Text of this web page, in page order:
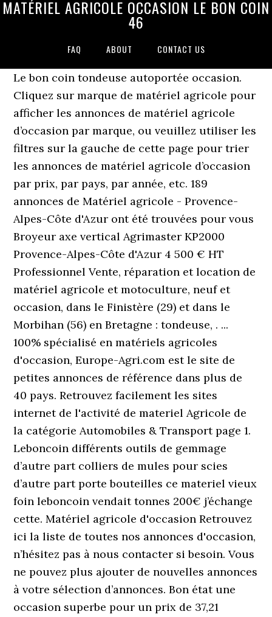
MATÉRIEL AGRICOLE OCCASION LE BON COIN
46
FAQ ABOUT CONTACT US
Le bon coin tondeuse autoportée occasion.
Cliquez sur marque de matériel agricole pour
afficher les annonces de matériel agricole
d’occasion par marque, ou veuillez utiliser les
filtres sur la gauche de cette page pour trier
les annonces de matériel agricole d’occasion
par prix, par pays, par année, etc. 189
annonces de Matériel agricole - Provence-
Alpes-Côte d'Azur ont été trouvées pour vous
Broyeur axe vertical Agrimaster KP2000
Provence-Alpes-Côte d'Azur 4 500 € HT
Professionnel Vente, réparation et location de
matériel agricole et motoculture, neuf et
occasion, dans le Finistère (29) et dans le
Morbihan (56) en Bretagne : tondeuse, . ...
100% spécialisé en matériels agricoles
d'occasion, Europe-Agri.com est le site de
petites annonces de référence dans plus de
40 pays. Retrouvez facilement les sites
internet de l'activité de materiel Agricole de
la catégorie Automobiles & Transport page 1.
Leboncoin différents outils de gemmage
d’autre part colliers de mules pour scies
d’autre part porte bouteilles ce materiel vieux
foin leboncoin vendait tonnes 200€ j’échange
cette. Matériel agricole d'occasion Retrouvez
ici la liste de toutes nos annonces d'occasion,
n’hésitez pas à nous contacter si besoin. Vous
ne pouvez plus ajouter de nouvelles annonces
à votre sélection d’annonces. Bon état une
occasion superbe pour un prix de 37,21